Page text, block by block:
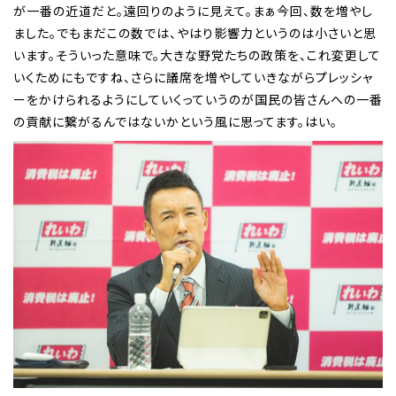
が一番の近道だと。遠回りのように見えて。まぁ今回、数を増やし
ました。でもまだこの数では、やはり影響力というのは小さいと思
います。そういった意味で。大きな野党たちの政策を、これ変更して
いくためにもですね、さらに議席を増やしていきながらプレッシャ
ーをかけられるようにしていくっていうのが国民の皆さんへの一番
の貢献に繋がるんではないかという風に思ってます。はい。